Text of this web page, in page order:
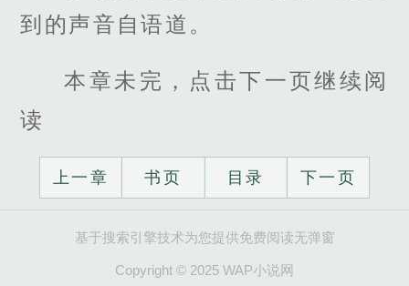
到的声音自语道。
本章未完，点击下一页继续阅
读
上一章 书页 目录 下一页
基于搜索引擎技术为您提供免费阅读无弹窗
Copyright © 2025 WAP小说网